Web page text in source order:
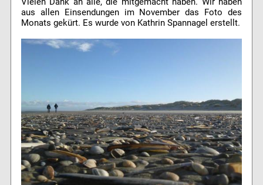
aus allen Einsendungen im November das Foto des
Monats gekürt. Es wurde von Kathrin Spannagel erstellt.